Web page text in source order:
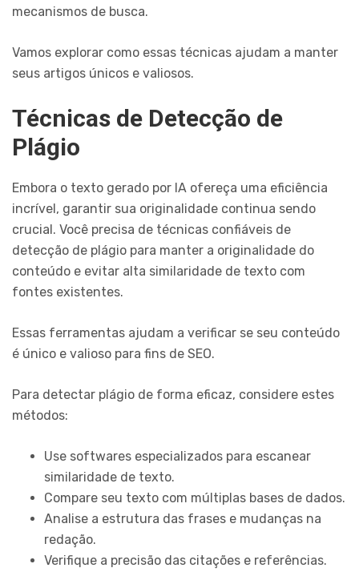
mecanismos de busca.
Vamos explorar como essas técnicas ajudam a manter
seus artigos únicos e valiosos.
Técnicas de Detecção de
Plágio
Embora o texto gerado por IA ofereça uma eficiência
incrível, garantir sua originalidade continua sendo
crucial. Você precisa de técnicas confiáveis de
detecção de plágio para manter a originalidade do
conteúdo e evitar alta similaridade de texto com
fontes existentes.
Essas ferramentas ajudam a verificar se seu conteúdo
é único e valioso para fins de SEO.
Para detectar plágio de forma eficaz, considere estes
métodos:
Use softwares especializados para escanear
similaridade de texto.
Compare seu texto com múltiplas bases de dados.
Analise a estrutura das frases e mudanças na
redação.
Verifique a precisão das citações e referências.